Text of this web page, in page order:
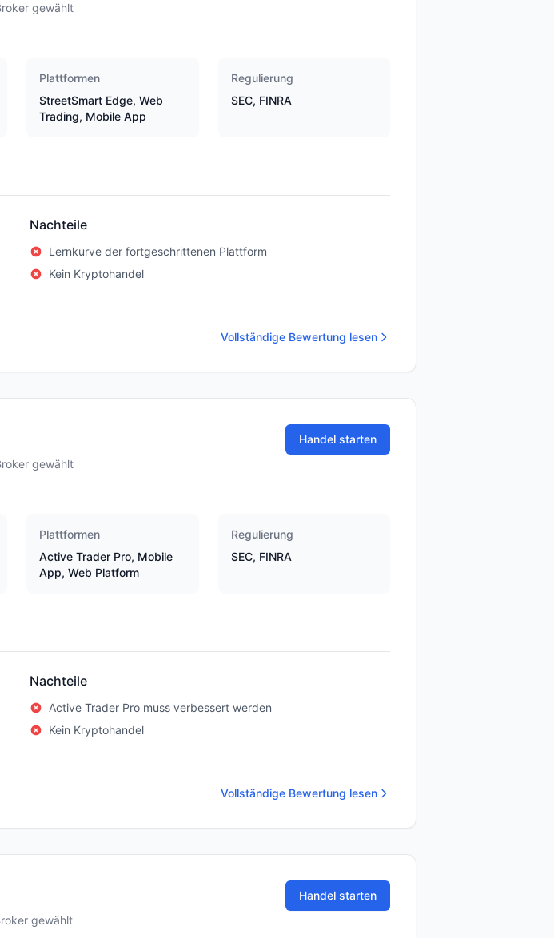
gewählt
Plattformen
StreetSmart Edge, Web
Trading, Mobile App
Regulierung
SEC, FINRA
Nachteile
Lernkurve der fortgeschrittenen Plattform
Kein Kryptohandel
Vollständige Bewertung lesen
gewählt
Handel starten
Plattformen
Active Trader Pro, Mobile
App, Web Platform
Regulierung
SEC, FINRA
Nachteile
Active Trader Pro muss verbessert werden
Kein Kryptohandel
Vollständige Bewertung lesen
gewählt
Handel starten